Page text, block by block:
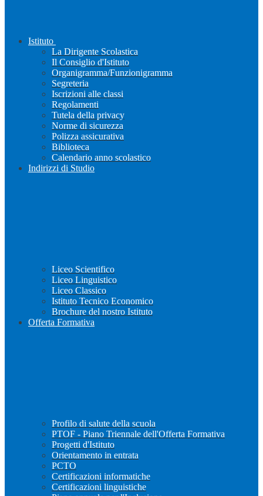
Istituto
La Dirigente Scolastica
Il Consiglio d'Istituto
Organigramma/Funzionigramma
Segreteria
Iscrizioni alle classi
Regolamenti
Tutela della privacy
Norme di sicurezza
Polizza assicurativa
Biblioteca
Calendario anno scolastico
Indirizzi di Studio
Liceo Scientifico
Liceo Linguistico
Liceo Classico
Istituto Tecnico Economico
Brochure del nostro Istituto
Offerta Formativa
Profilo di salute della scuola
PTOF - Piano Triennale dell'Offerta Formativa
Progetti d'Istituto
Orientamento in entrata
PCTO
Certificazioni informatiche
Certificazioni linguistiche